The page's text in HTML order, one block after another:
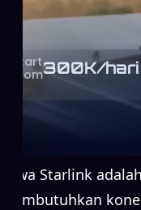
Start
From300K/hari
Sewa Starlink
membutuhkan